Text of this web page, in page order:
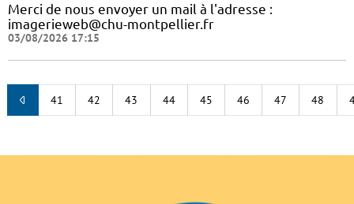
Merci de nous envoyer un mail à l'adresse :
imagerieweb@chu-montpellier.fr
03/08/2026 17:15
41 42 43 44 45 46 47 48